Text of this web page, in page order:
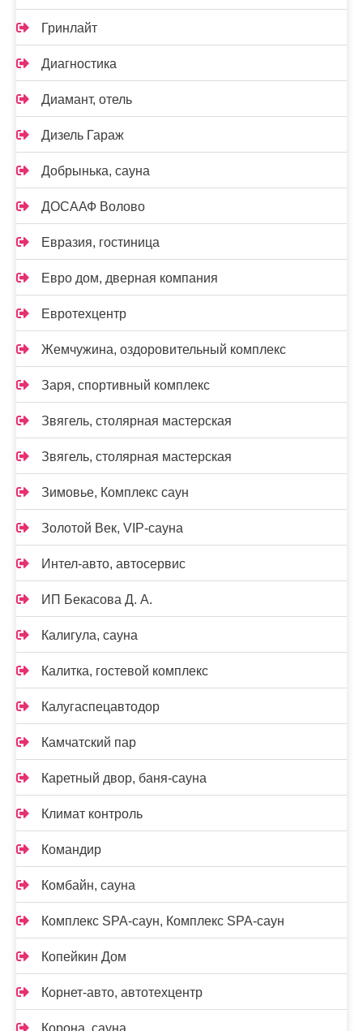
Гринлайт
Диагностика
Диамант, отель
Дизель Гараж
Добрынька, сауна
ДОСААФ Волово
Евразия, гостиница
Евро дом, дверная компания
Евротехцентр
Жемчужина, оздоровительный комплекс
Заря, спортивный комплекс
Звягель, столярная мастерская
Звягель, столярная мастерская
Зимовье, Комплекс саун
Золотой Век, VIP-сауна
Интел-авто, автосервис
ИП Бекасова Д. А.
Калигула, сауна
Калитка, гостевой комплекс
Калугаспецавтодор
Камчатский пар
Каретный двор, баня-сауна
Климат контроль
Командир
Комбайн, сауна
Комплекс SPA-саун, Комплекс SPA-саун
Копейкин Дом
Корнет-авто, автотехцентр
Корона, сауна